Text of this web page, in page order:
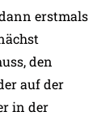
erstmals
den
auf der
in der